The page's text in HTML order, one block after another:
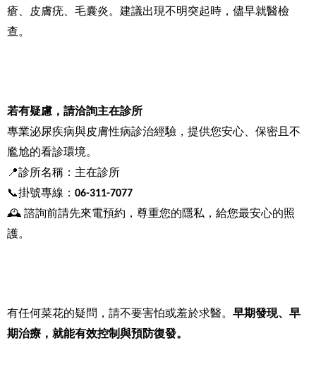
瘡、皮膚疣、毛囊炎。建議出現不明突起時，儘早就醫檢
查。
若有疑慮，請洽詢主在診所
專業泌尿疾病與皮膚性病診治經驗，提供您安心、保密且不
尷尬的看診環境。
📍診所名稱：主在診所
📞掛號專線： 06-311-7077
🕰 諮詢前請先來電預約，尊重您的隱私，給您最安心的照
護。
有任何菜花的疑問，請不要害怕或羞於求醫。 早期發現、早
期治療，就能有效控制與預防復發。